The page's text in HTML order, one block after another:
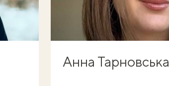
Анна Тарновська